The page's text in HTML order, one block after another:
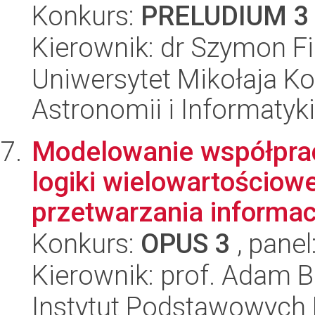
Konkurs: PRELUDIUM 3
Kierownik: dr Szymon
Uniwersytet Mikołaja
Astronomii i
Modelowanie
logiki
przetwarzania
Konkurs: OPUS 3 ,
Kierownik: prof. Adam
Instytut